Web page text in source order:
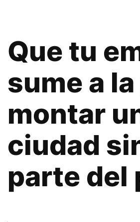
Que tu
sume a
montar
ciudad
parte del